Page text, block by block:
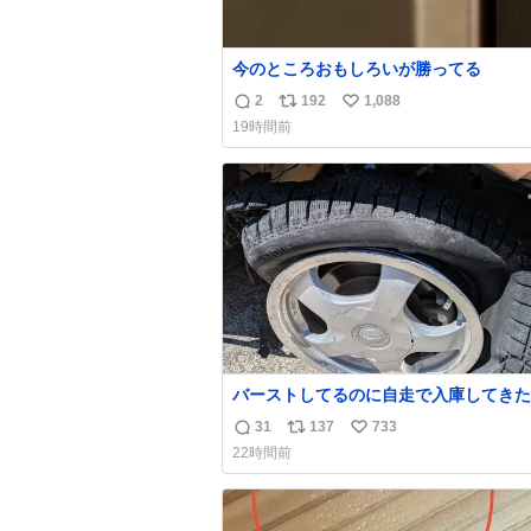
今のところおもしろいが勝ってる
返
信
数
2
リ
ポ
ス
ト
数
192
い
ね
数
1,088
19時間前
バーストしてるのに自走で入庫してき
さん バーストしたならその場で動かな
け呼んで下さい😰 保険にロードサービ
てて金銭負担も無いんですから これで走る
と、壊さなくていい所まで壊しちゃい
ら 実際、外装ダメージ、ABSセンサ断
返
信
数
31
リ
ポ
ス
ト
137
い
ね
数
733
22時間前